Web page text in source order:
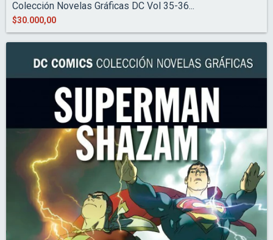
Colección Novelas Gráficas DC Vol 35-36...
$30.000,00